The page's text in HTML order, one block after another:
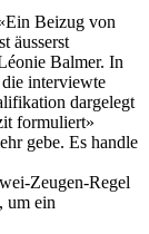
Beizug von
äusserst
Balmer. In
die interviewte
dargelegt
formuliert»
gebe. Es handle
Zeugen-Regel
um ein